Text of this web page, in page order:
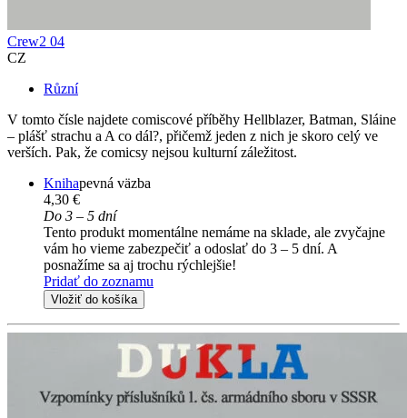
Crew2 04
CZ
Různí
V tomto čísle najdete comiscové příběhy Hellblazer, Batman, Sláine
– plášť strachu a A co dál?, přičemž jeden z nich je skoro celý ve
verších. Pak, že comicsy nejsou kulturní záležitost.
Knihapevná väzba
4,30 €
Do 3 – 5 dní
Tento produkt momentálne nemáme na sklade, ale zvyčajne
vám ho vieme zabezpečiť a odoslať do 3 – 5 dní. A
posnažíme sa aj trochu rýchlejšie!
Pridať do zoznamu
Vložiť do košíka